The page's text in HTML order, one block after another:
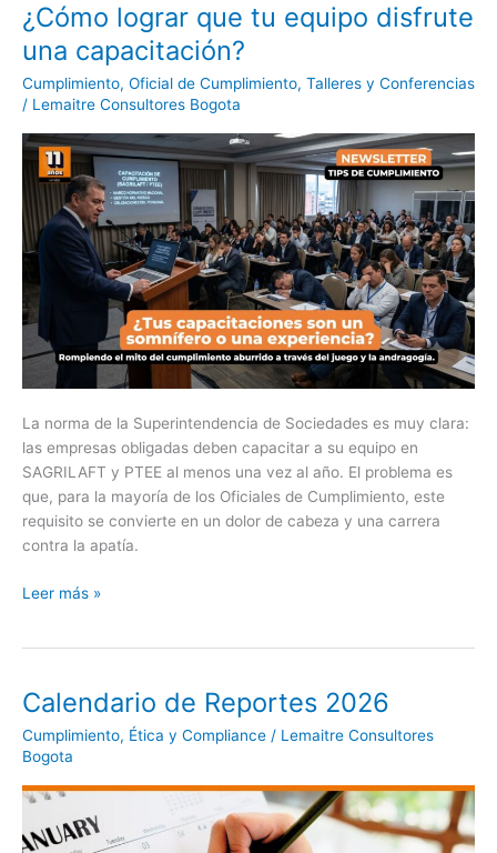
¿Cómo lograr que tu equipo disfrute
una capacitación?
Cumplimiento, Oficial de Cumplimiento, Talleres y Conferencias
/ Lemaitre Consultores Bogota
La norma de la Superintendencia de Sociedades es muy clara:
las empresas obligadas deben capacitar a su equipo en
SAGRILAFT y PTEE al menos una vez al año. El problema es
que, para la mayoría de los Oficiales de Cumplimiento, este
requisito se convierte en un dolor de cabeza y una carrera
contra la apatía.
¿Cómo
lograr
que
tu
equipo
disfrute
una
capacitación?
Leer más »
Calendario de Reportes 2026
Cumplimiento, Ética y Compliance / Lemaitre Consultores
Bogota
Calendario
Reportes
2026